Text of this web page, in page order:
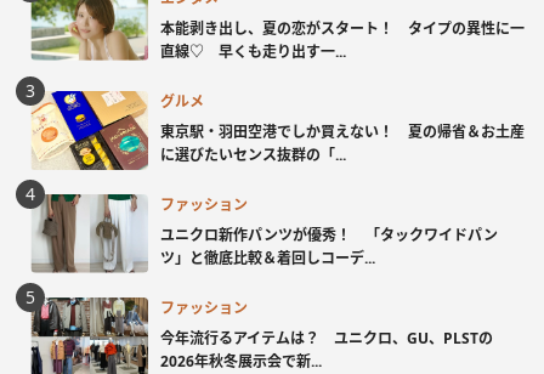
本能剥き出し、夏の恋がスタート！ タイプの異性に一
直線♡ 早くも走り出す一...
グルメ
東京駅・羽田空港でしか買えない！ 夏の帰省＆お土産
に選びたいセンス抜群の「...
ファッション
ユニクロ新作パンツが優秀！ 「タックワイドパン
ツ」と徹底比較＆着回しコーデ...
ファッション
今年流行るアイテムは？ ユニクロ、GU、PLSTの
2026年秋冬展示会で新...